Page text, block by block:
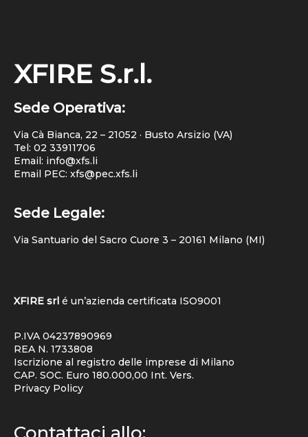
XFIRE S.r.l.
Sede Operativa:
Via Cà Bianca, 22 – 21052 · Busto Arsizio (VA)
Tel: 02 33911706
Email: info@xfs.li
Email PEC: xfs@pec.xfs.li
Sede Legale:
Via Santuario del Sacro Cuore 3 – 20161 Milano (MI)
XFIRE srl é un’azienda certificata ISO9001
P.IVA 04237890969
REA N. 1733808
Iscrizione al registro delle imprese di Milano
CAP. SOC. Euro 180.000,00 Int. Vers.
Privacy Policy